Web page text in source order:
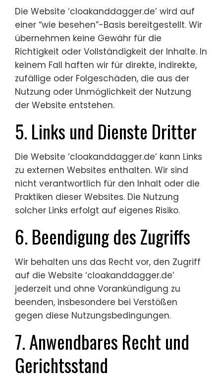
Die Website ‘cloakanddagger.de’ wird auf
einer “wie besehen”-Basis bereitgestellt. Wir
übernehmen keine Gewähr für die
Richtigkeit oder Vollständigkeit der Inhalte. In
keinem Fall haften wir für direkte, indirekte,
zufällige oder Folgeschäden, die aus der
Nutzung oder Unmöglichkeit der Nutzung
der Website entstehen.
5. Links und Dienste Dritter
Die Website ‘cloakanddagger.de’ kann Links
zu externen Websites enthalten. Wir sind
nicht verantwortlich für den Inhalt oder die
Praktiken dieser Websites. Die Nutzung
solcher Links erfolgt auf eigenes Risiko.
6. Beendigung des Zugriffs
Wir behalten uns das Recht vor, den Zugriff
auf die Website ‘cloakanddagger.de’
jederzeit und ohne Vorankündigung zu
beenden, insbesondere bei Verstößen
gegen diese Nutzungsbedingungen.
7. Anwendbares Recht und
Gerichtsstand